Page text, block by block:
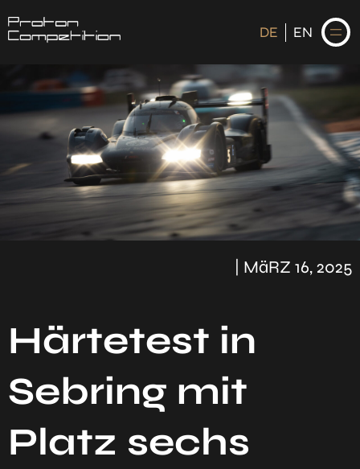
DE EN
DE EN
STARTSEITE
NEWS
| MäRZ 16, 2025
Härtetest in
Sebring mit
Platz sechs